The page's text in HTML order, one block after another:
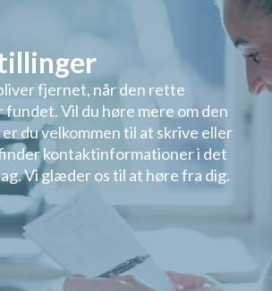
fjernet, når den rette
Vil du høre mere om den
du velkommen til at skrive eller
kontaktinformationer i det
Vi glæder os til at høre fra dig.